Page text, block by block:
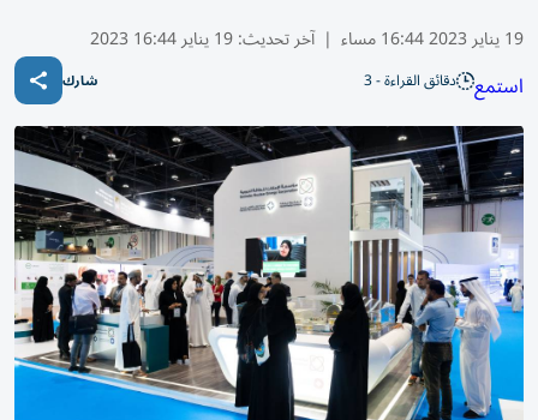
19 يناير 2023 16:44 مساء | آخر تحديث:19 يناير 16:44 2023
استمع دقائق القراءة - 3 شارك